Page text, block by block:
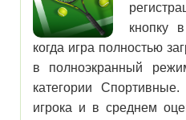
кнопку
когда игра полностью
в полноэкранный
категории
игрока и в среднем